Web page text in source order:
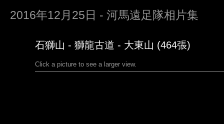
2016年12月25日 - 河馬遠足隊相片集
石獅山 - 獅龍古道 - 大東山 (464張)
Click a picture to see a larger view.